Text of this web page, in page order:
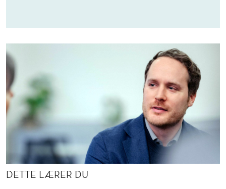
DETTE LÆRER DU